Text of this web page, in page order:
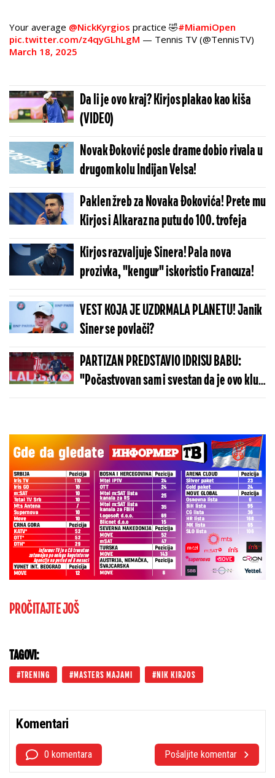
Your average @NickKyrgios practice 🤣#MiamiOpen
pic.twitter.com/z4qyGLhLgM — Tennis TV (@TennisTV)
March 18, 2025
Da li je ovo kraj? Kirjos plakao kao kiša
(VIDEO)
Novak Đoković posle drame dobio rivala u
drugom kolu Indijan Velsa!
Paklen žreb za Novaka Đokovića! Prete mu
Kirjos i Alkaraz na putu do 100. trofeja
Kirjos razvaljuje Sinera! Pala nova
prozivka, "kengur" iskoristio Francuza!
VEST KOJA JE UZDRMALA PLANETU! Janik
Siner se povlači?
PARTIZAN PREDSTAVIO IDRISU BABU:
"Počastvovan sam i svestan da je ovo klub
sa velikom istorijom"
PROČITAJTE JOŠ
TAGOVI:
TRENING MASTERS MAJAMI NIK KIRJOS
Komentari
0 komentara Pošaljite komentar